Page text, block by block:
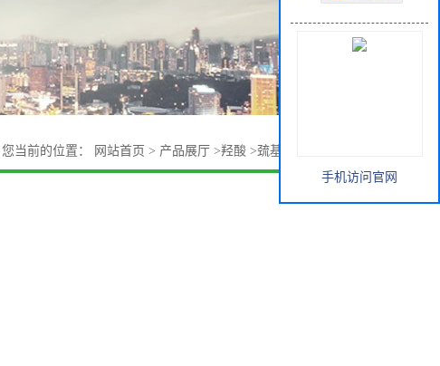
您当前的位置： 网站首页 > 产品展厅 >羟酸 >巯基丙酸 日本堺化学
手机访问官网